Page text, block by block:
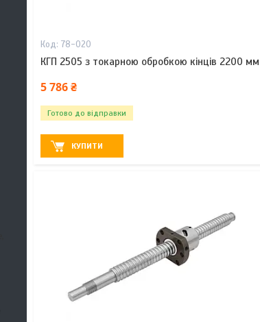
78-020
КГП 2505 з токарною обробкою кінців 2200 мм
5 786 ₴
Готово до відправки
КУПИТИ